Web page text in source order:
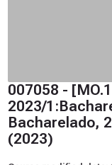
007058 -
2023/
Bacharelado,
(2023)